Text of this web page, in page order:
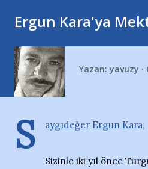
Ergun Kara'ya
Yazan: yavuzy
S aygıdeğer Ergun Kara,
Sizinle iki yıl önce